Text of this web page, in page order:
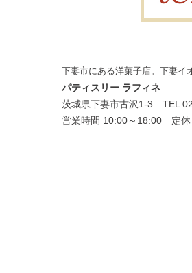
下妻市にある洋菓子店。下妻イ
パティスリー ラフィネ
茨城県下妻市古沢1-3 TEL
営業時間 10:00～18:00 定休